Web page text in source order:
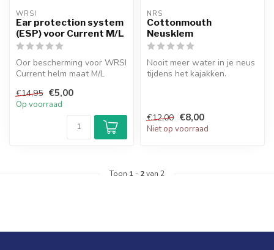
WRSI
Ear protection system
(ESP) voor Current M/L
Oor bescherming voor WRSI
Current helm maat M/L
€14,95 €5,00
Op voorraad
NRS
Cottonmouth
Neusklem
Nooit meer water in je neus
tijdens het kajakken.
€12,00 €8,00
Niet op voorraad
Toon 1 - 2van 2